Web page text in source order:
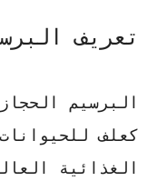
تعريف
البرسيم
كعلف
الغذائية